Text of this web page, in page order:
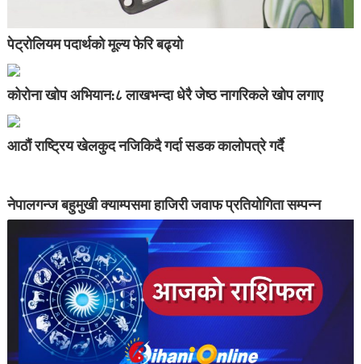
पेट्रोलियम पदार्थको मूल्य फेरि बढ्यो
कोरोना खोप अभियान:८ लाखभन्दा धेरै जेष्ठ नागरिकले खोप लगाए
आठौं राष्ट्रिय खेलकुद नजिकिदै गर्दा सडक कालोपत्रे गर्दै
नेपालगन्ज बहुमुखी क्याम्पसमा हाजिरी जवाफ प्रतियोगिता सम्पन्न